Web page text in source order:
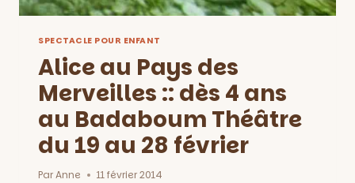
SPECTACLE POUR ENFANT
Alice au Pays des
Merveilles :: dès 4 ans
au Badaboum Théâtre
du 19 au 28 février
ParAnne 11 février 2014